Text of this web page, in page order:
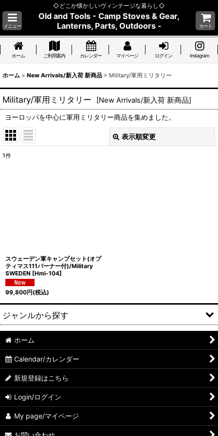
◇どこか懐かしいヴィンテージな暮らし◇
メニュー
Old and Tools - Camp Stoves & Gear,
Lanterns, Parts, Outdoors -
カート
ホーム ご利用案内 カレンダー マイページ ログイン Instagram
ホーム > New Arrivals/新入荷 新商品 > Military/軍用ミリタリー
Military/軍用ミリタリー [New Arrivals/新入荷 新商品]
ヨーロッパを中心に軍用ミリタリー商品を集めました。
表示順変更
1件
スウェーデン軍キャンプセット(オプ
ティマス111バーナー付)/Military
SWEDEN [Hmi-104]
99,800円(税込)
ジャンルから探す
Lantern/ランタン
Lantern/ランタンパーツ
Burner/バーナー・コンロ
Burner/バーナーパーツ
ホーム
Calendar/カレンダー
新規登録はこちら
Login/ログイン
My page/マイページ